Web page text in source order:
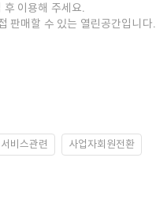
후 이용해 주세요.
판매할 수 있는 열린공간입니다.
비스관련 사업자회원전환